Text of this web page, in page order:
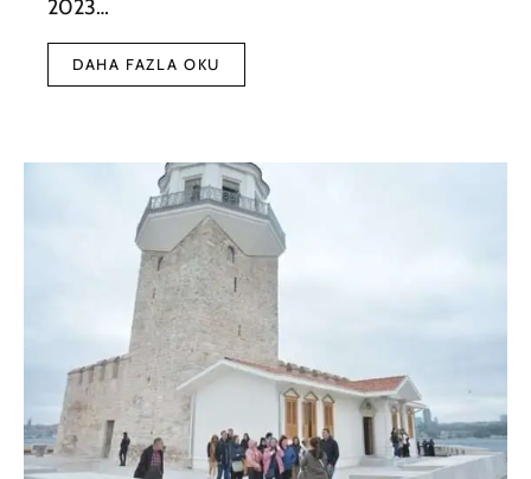
2023…
DAHA FAZLA OKU